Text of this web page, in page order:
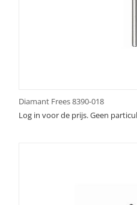
Diamant Frees 8390-018
Log in voor de prijs. Geen